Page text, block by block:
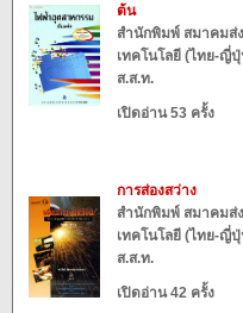
ต้น
สำนักพิมพ์ สมาคมส่
เทคโนโลยี (ไทย-ญี่
ส.ส.ท.
เปิดอ่าน 53 ครั้ง
การส่องสว่าง
สำนักพิมพ์ สมาคมส่
เทคโนโลยี (ไทย-ญี่
ส.ส.ท.
เปิดอ่าน 42 ครั้ง